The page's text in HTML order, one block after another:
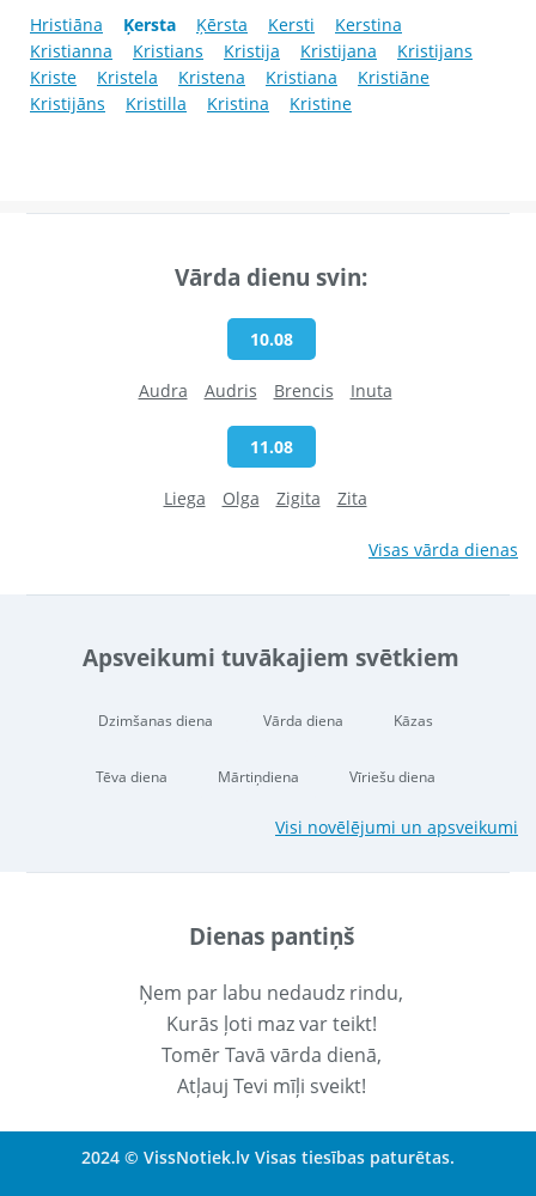
Hristiāna Ķersta Ķērsta Kersti
Kerstina
Kristianna
Kristians Kristija Kristijana
Kristijans
Kriste
Kristela Kristena Kristiana
Kristiāne
Kristijāns
Kristilla Kristina Kristine
Vārda dienu svin:
10.08
Audra Audris Brencis Inuta
11.08
Liega Olga Zigita Zita
Visas vārda dienas
Apsveikumi tuvākajiem svētkiem
Dzimšanas diena Vārda diena Kāzas
Tēva diena Mārtiņdiena Vīriešu diena
Visi novēlējumi un apsveikumi
Dienas pantiņš
Ņem par labu nedaudz rindu,
Kurās ļoti maz var teikt!
Tomēr Tavā vārda dienā,
Atļauj Tevi mīļi sveikt!
2024 © VissNotiek.lv Visas tiesības paturētas.